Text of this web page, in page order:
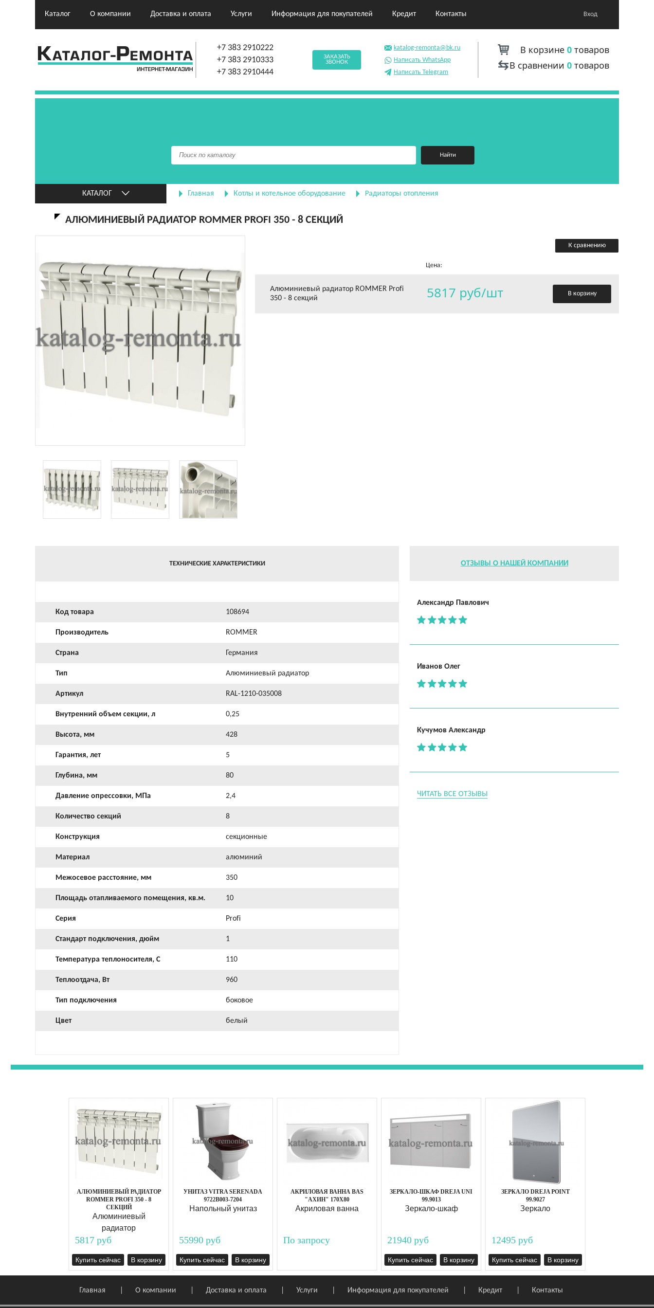
Каталог О компании Доставка и оплата Услуги Информация для покупателей Кредит Контакты Вход
+7 383 2910222
+7 383 2910333
+7 383 2910444
ЗАКАЗАТЬ
ЗВОНОК
katalog-remonta@bk.ru
Написать WhatsApp
Написать Telegram
В корзине 0товаров
В сравнении 0 товаров
Найти
КАТАЛОГ Главная Котлы и котельное оборудование Радиаторы отопления
АЛЮМИНИЕВЫЙ РАДИАТОР ROMMER PROFI 350 - 8 СЕКЦИЙ
К сравнению
Цена:
Алюминиевый радиатор ROMMER Profi
350 - 8 секций
5817 руб/шт В корзину
ТЕХНИЧЕСКИЕ ХАРАКТЕРИСТИКИ
Код товара 108694
Производитель ROMMER
Страна Германия
Тип Алюминиевый радиатор
Артикул RAL-1210-035008
Внутренний объем секции, л 0,25
Высота, мм 428
Гарантия, лет 5
Глубина, мм 80
Давление опрессовки, МПа 2,4
Количество секций 8
Конструкция секционные
Материал алюминий
Межосевое расстояние, мм 350
Площадь отапливаемого помещения, кв.м. 10
Серия Profi
Стандарт подключения, дюйм 1
Температура теплоносителя, С 110
Теплоотдача, Вт 960
Тип подключения боковое
Цвет белый
ОТЗЫВЫ О НАШЕЙ КОМПАНИИ
Александр Павлович
Иванов Олег
Кучумов Александр
ЧИТАТЬ ВСЕ ОТЗЫВЫ
АЛЮМИНИЕВЫЙ РАДИАТОР
ROMMER PROFI 350 - 8
СЕКЦИЙ
Алюминиевый
радиатор
5817 руб
Купить сейчас В корзину
УНИТАЗ VITRA SERENADA
9722B003-7204
Напольный унитаз
55990 руб
Купить сейчас В корзину
АКРИЛОВАЯ ВАННА BAS
"АХИН" 170Х80
Акриловая ванна
По запросу
ЗЕРКАЛО-ШКАФ DREJA UNI
99.9013
Зеркало-шкаф
21940 руб
Купить сейчас В корзину
ЗЕРКАЛО DREJA POINT
99.9027
Зеркало
12495 руб
Купить сейчас В корзину
Главная О компании Доставка и оплата Услуги Информация для покупателей Кредит Контакты